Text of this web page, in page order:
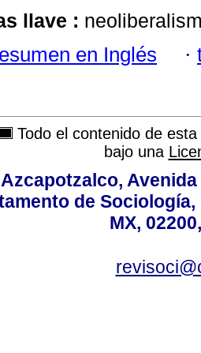
llave :
en Inglés ·
Todo el contenido de
bajo una
de
MX,